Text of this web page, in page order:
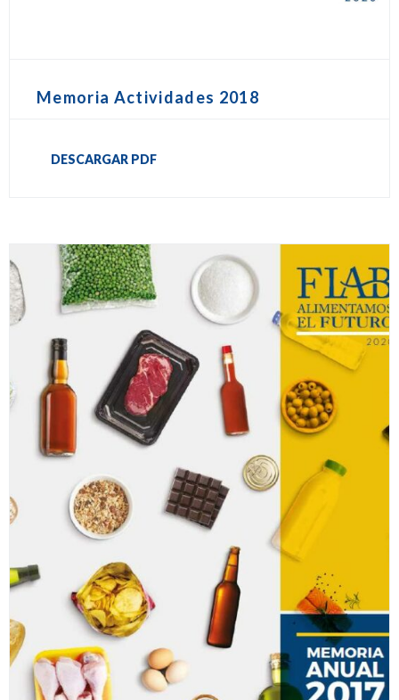
Memoria Actividades 2018
DESCARGAR PDF